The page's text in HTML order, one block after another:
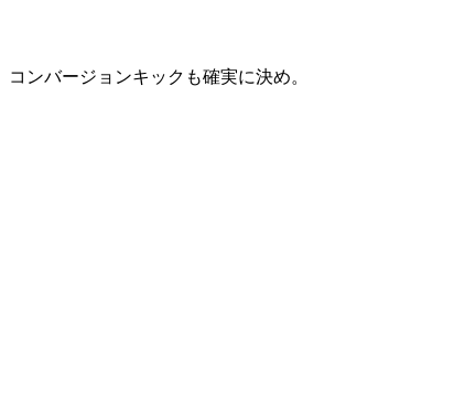
コンバージョンキックも確実に決め。